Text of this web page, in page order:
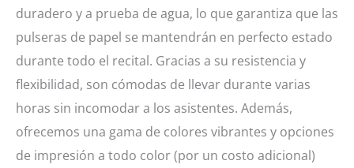
duradero y a prueba de agua, lo que garantiza que las
pulseras de papel se mantendrán en perfecto estado
durante todo el recital. Gracias a su resistencia y
flexibilidad, son cómodas de llevar durante varias
horas sin incomodar a los asistentes. Además,
ofrecemos una gama de colores vibrantes y opciones
de impresión a todo color (por un costo adicional)